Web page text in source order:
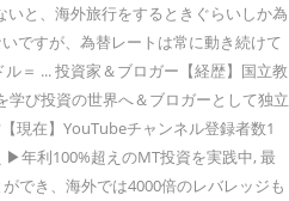
いと、海外旅行をするときぐらいしか為
ですが、為替レートは常に動き続けて
＝ ... 投資家＆ブロガー【経歴】国立教
び投資の世界へ＆ブロガーとして独立
現在】YouTubeチャンネル登録者数1
年利100%超えのMT投資を実践中, 最
でき、海外では4000倍のレバレッジも